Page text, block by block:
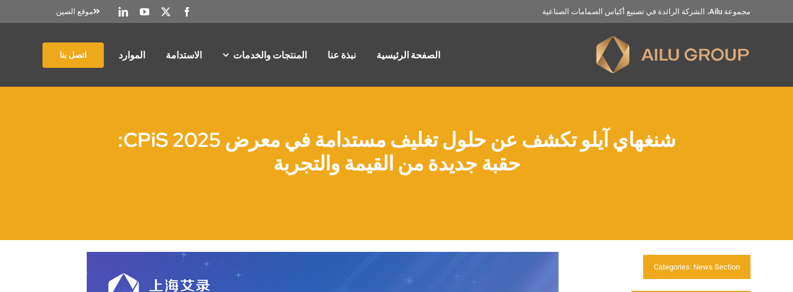
إلى
مجموعة Ailu، الشركة الرائدة في تصنيع أكياس الصمامات الصناعية موقع الصين
الصفحة الرئيسية نبذة عنا المنتجات والخدمات الاستدامة الموارد اتصل بنا
شنغهاي آيلو تكشف عن حلول تغليف مستدامة في معرض CPiS 2025:
حقبة جديدة من القيمة والتجربة
Categories: News Section